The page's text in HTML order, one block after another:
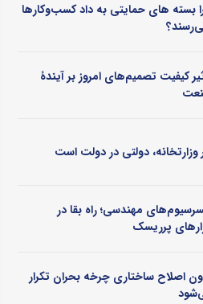
بسته های حمایتی به داد کسب‌وکارها
کیفیت تصمیم‌های امروز بر آیندۀ
وزارتخانه، دولتی در دولت است
مهندسی؛ راه بقا در
پرریسک
اصلاح ساختاری چرخه بحران تکرار